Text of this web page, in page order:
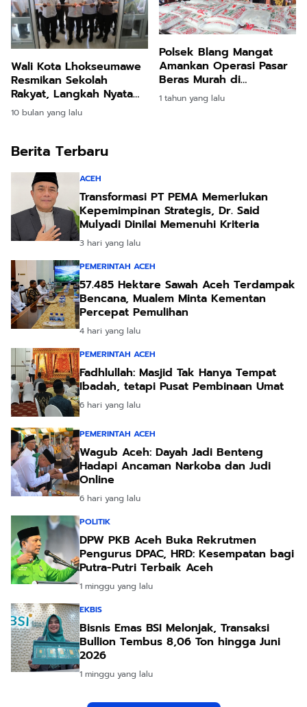
Wali Kota Lhokseumawe
Resmikan Sekolah
Rakyat, Langkah Nyata
Pemerataan Pendidikan
untuk Anak Kurang
10 bulan yang lalu
Polsek Blang Mangat
Amankan Operasi Pasar
Beras Murah di
Gampong Jambo Mesjid
1 tahun yang lalu
Berita Terbaru
ACEH
Transformasi PT PEMA Memerlukan
Kepemimpinan Strategis, Dr. Said
Mulyadi Dinilai Memenuhi Kriteria
3 hari yang lalu
PEMERINTAH ACEH
57.485 Hektare Sawah Aceh Terdampak
Bencana, Mualem Minta Kementan
Percepat Pemulihan
4 hari yang lalu
PEMERINTAH ACEH
Fadhlullah: Masjid Tak Hanya Tempat
Ibadah, tetapi Pusat Pembinaan Umat
6 hari yang lalu
PEMERINTAH ACEH
Wagub Aceh: Dayah Jadi Benteng
Hadapi Ancaman Narkoba dan Judi
Online
6 hari yang lalu
POLITIK
DPW PKB Aceh Buka Rekrutmen
Pengurus DPAC, HRD: Kesempatan bagi
Putra-Putri Terbaik Aceh
1 minggu yang lalu
EKBIS
Bisnis Emas BSI Melonjak, Transaksi
Bullion Tembus 8,06 Ton hingga Juni
2026
1 minggu yang lalu